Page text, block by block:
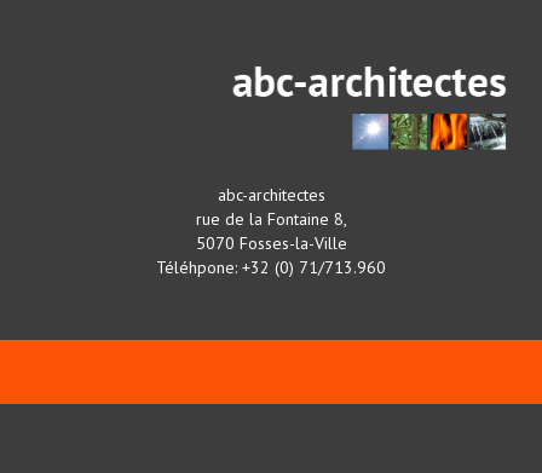
abc-architectes
rue de la Fontaine 8,
5070 Fosses-la-Ville
Téléhpone: +32 (0) 71/713.960